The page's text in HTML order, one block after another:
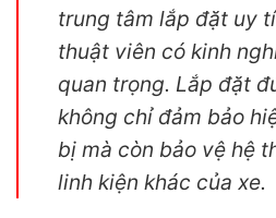
trung tâm lắp đặt uy
thuật viên có kinh
quan trọng. Lắp đặt
không chỉ đảm bảo
bị mà còn bảo vệ hệ
linh kiện khác của xe.